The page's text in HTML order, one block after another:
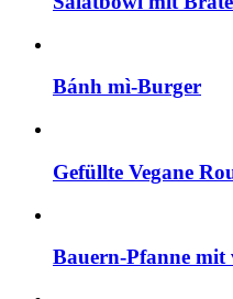
Bánh mì-Burger
Gefüllte Vegane
Bauern-Pfanne